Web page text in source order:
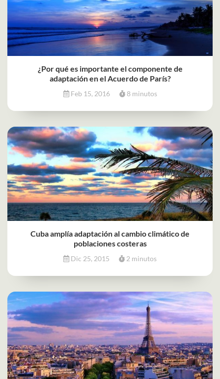
¿Por qué es importante el componente de
adaptación en el Acuerdo de París?
Feb 15, 2016 8 minutos
Cuba amplía adaptación al cambio climático de
poblaciones costeras
Dic 25, 2015 2 minutos